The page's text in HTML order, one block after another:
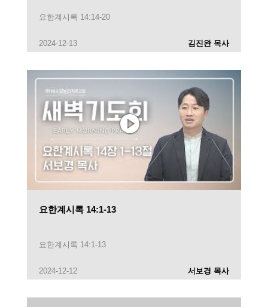
요한계시록 14:14-20
2024-12-13 김진완 목사
요한계시록 14:1-13
요한계시록 14:1-13
2024-12-12 서보경 목사